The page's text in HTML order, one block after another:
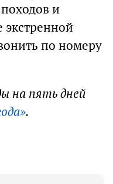
и
экстренной
по номеру
на пять дней
.